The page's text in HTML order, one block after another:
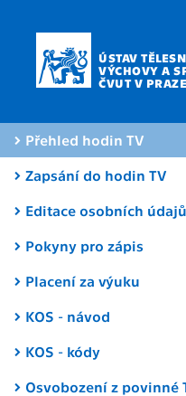
ÚSTAV
VÝCHOVY A
ČVUT V PRAZE
Přehled hodin TV
Zapsání do hodin TV
Editace osobních údajů
Pokyny pro zápis
Placení za výuku
KOS - návod
KOS - kódy
Osvobození z povinné